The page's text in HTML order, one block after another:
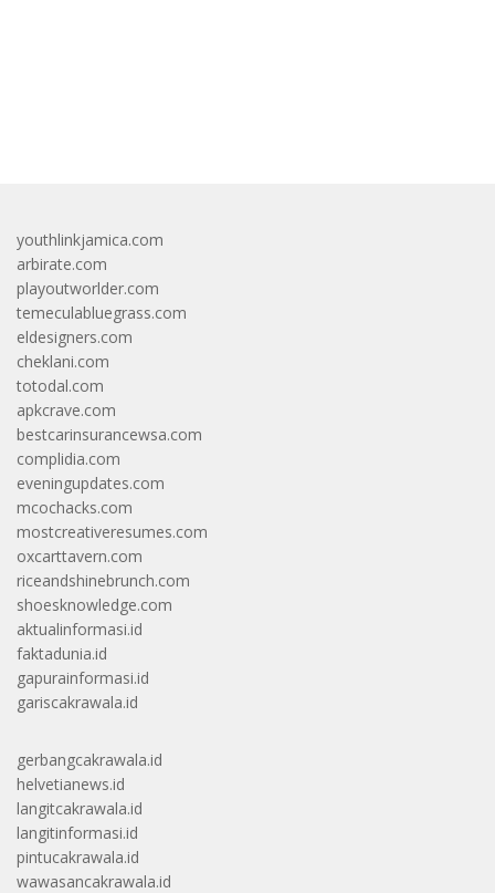
youthlinkjamica.com
arbirate.com
playoutworlder.com
temeculabluegrass.com
eldesigners.com
cheklani.com
totodal.com
apkcrave.com
bestcarinsurancewsa.com
complidia.com
eveningupdates.com
mcochacks.com
mostcreativeresumes.com
oxcarttavern.com
riceandshinebrunch.com
shoesknowledge.com
aktualinformasi.id
faktadunia.id
gapurainformasi.id
gariscakrawala.id
gerbangcakrawala.id
helvetianews.id
langitcakrawala.id
langitinformasi.id
pintucakrawala.id
wawasancakrawala.id